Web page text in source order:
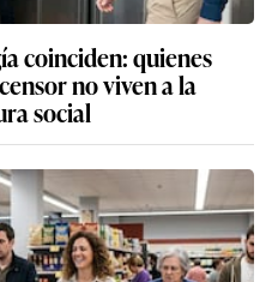
coinciden: quienes
no viven a la
social